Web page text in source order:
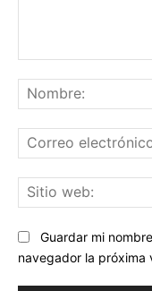
Guardar mi
navegador la próxima